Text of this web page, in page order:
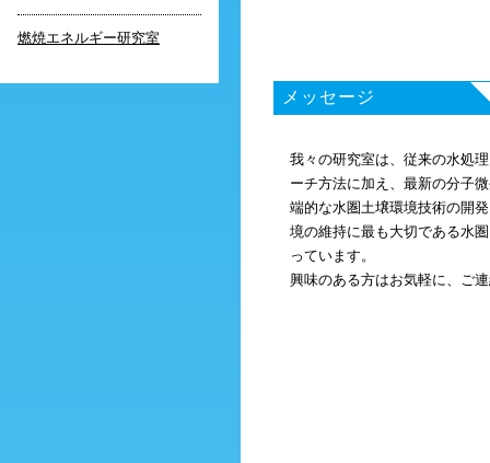
燃焼エネルギー研究室
メッセージ
我々の研究室は、従来の水処
ーチ方法に加え、最新の分子
端的な水圏土壌環境技術の開
境の維持に最も大切である水
っています。
興味のある方はお気軽に、ご